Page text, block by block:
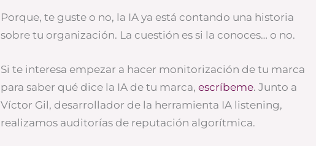
Porque, te guste o no, la IA ya está contando una historia
sobre tu organización. La cuestión es si la conoces… o no.
Si te interesa empezar a hacer monitorización de tu marca
para saber qué dice la IA de tu marca,escríbeme. Junto a
Víctor Gil, desarrollador de la herramienta IA listening,
realizamos auditorías de reputación algorítmica.